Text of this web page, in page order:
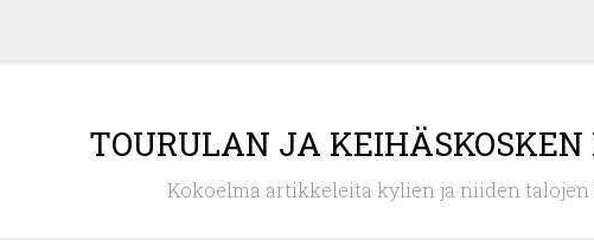
TOURULAN JA
Kokoelma artikkeleita kylien ja niiden talojen